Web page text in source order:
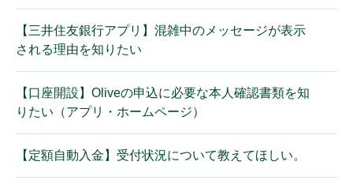
【三井住友銀行アプリ】混雑中のメッセージが表示
される理由を知りたい
【口座開設】Oliveの申込に必要な本人確認書類を知
りたい（アプリ・ホームページ）
【定額自動入金】受付状況について教えてほしい。